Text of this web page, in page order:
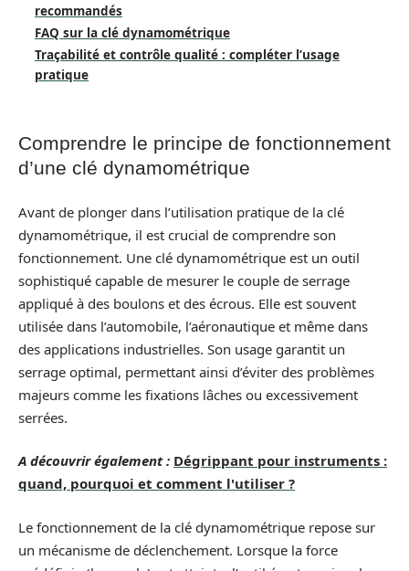
recommandés
FAQ sur la clé dynamométrique
Traçabilité et contrôle qualité : compléter l’usage
pratique
Comprendre le principe de fonctionnement
d’une clé dynamométrique
Avant de plonger dans l’utilisation pratique de la clé
dynamométrique, il est crucial de comprendre son
fonctionnement. Une clé dynamométrique est un outil
sophistiqué capable de mesurer le couple de serrage
appliqué à des boulons et des écrous. Elle est souvent
utilisée dans l’automobile, l’aéronautique et même dans
des applications industrielles. Son usage garantit un
serrage optimal, permettant ainsi d’éviter des problèmes
majeurs comme les fixations lâches ou excessivement
serrées.
A découvrir également : Dégrippant pour instruments :
quand, pourquoi et comment l'utiliser ?
Le fonctionnement de la clé dynamométrique repose sur
un mécanisme de déclenchement. Lorsque la force